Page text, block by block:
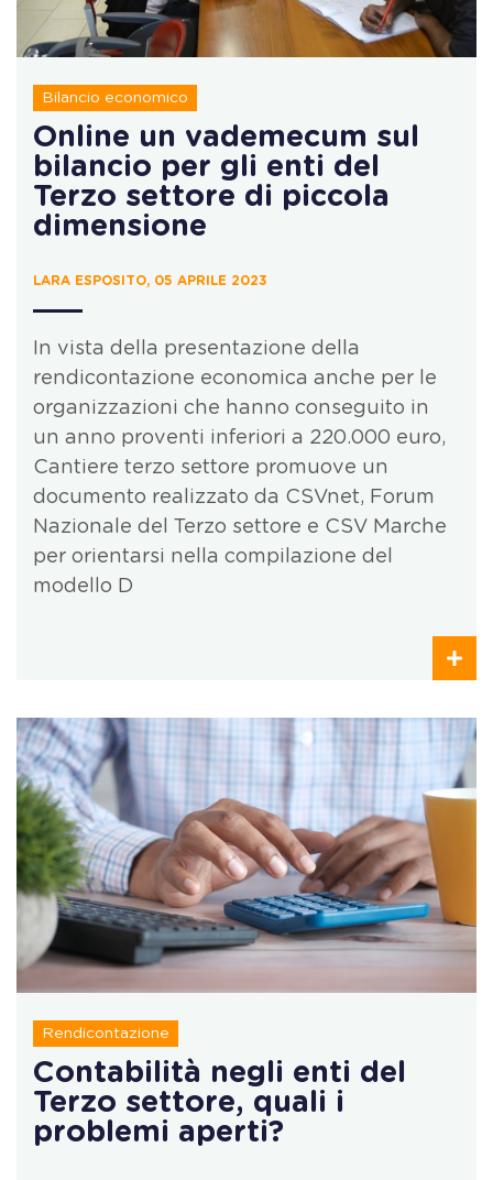
Bilancio economico
Online un vademecum sul
bilancio per gli enti del
Terzo settore di piccola
dimensione
LARA ESPOSITO, 05 APRILE 2023
In vista della presentazione della
rendicontazione economica anche per le
organizzazioni che hanno conseguito in
un anno proventi inferiori a 220.000 euro,
Cantiere terzo settore promuove un
documento realizzato da CSVnet, Forum
Nazionale del Terzo settore e CSV Marche
per orientarsi nella compilazione del
modello D
Rendicontazione
Contabilità negli enti del
Terzo settore, quali i
problemi aperti?